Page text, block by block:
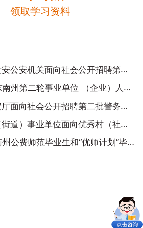
领取学习资料
向社会公开招聘第二批警务辅助人员体能测评公告
轮事业单位 （企业）人才引进公告（92人）
会公开招聘第二批警务辅助人员体能测评公告
单位面向优秀村（社区）干部专项招聘公告汇总
业生和“优师计划”毕业生专项招聘工作实施方案（58人）